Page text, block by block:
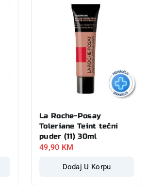
La Roche-Posay
Toleriane Teint tečni
puder (11) 30ml
49,90 KM
Dodaj U Korpu